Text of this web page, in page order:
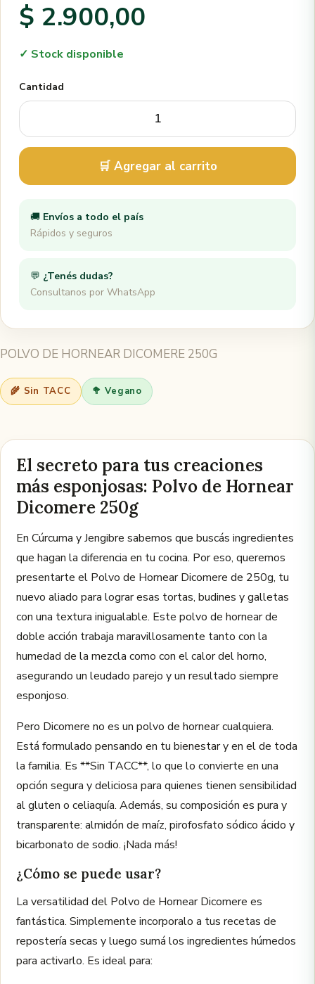
$ 2.900,00
✓ Stock disponible
Cantidad
🛒 Agregar al carrito
🚚 Envíos a todo el país
Rápidos y seguros
💬 ¿Tenés dudas?
Consultanos por WhatsApp
POLVO DE HORNEAR DICOMERE 250G
🌾 Sin TACC 🥦 Vegano
El secreto para tus creaciones
más esponjosas: Polvo de Hornear
Dicomere 250g
En Cúrcuma y Jengibre sabemos que buscás ingredientes
que hagan la diferencia en tu cocina. Por eso, queremos
presentarte el Polvo de Hornear Dicomere de 250g, tu
nuevo aliado para lograr esas tortas, budines y galletas
con una textura inigualable. Este polvo de hornear de
doble acción trabaja maravillosamente tanto con la
humedad de la mezcla como con el calor del horno,
asegurando un leudado parejo y un resultado siempre
esponjoso.
Pero Dicomere no es un polvo de hornear cualquiera.
Está formulado pensando en tu bienestar y en el de toda
la familia. Es **Sin TACC**, lo que lo convierte en una
opción segura y deliciosa para quienes tienen sensibilidad
al gluten o celiaquía. Además, su composición es pura y
transparente: almidón de maíz, pirofosfato sódico ácido y
bicarbonato de sodio. ¡Nada más!
¿Cómo se puede usar?
La versatilidad del Polvo de Hornear Dicomere es
fantástica. Simplemente incorporalo a tus recetas de
repostería secas y luego sumá los ingredientes húmedos
para activarlo. Es ideal para: